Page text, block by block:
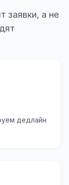
заявки, а не
дедлайн